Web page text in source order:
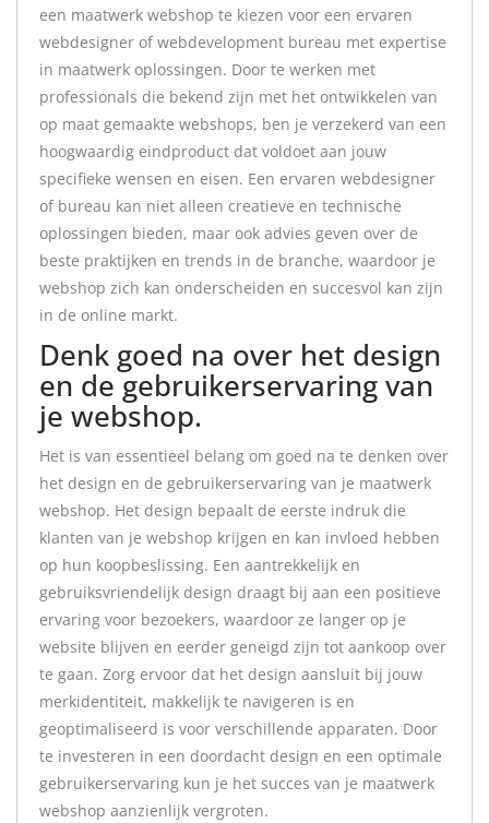
een maatwerk webshop te kiezen voor een ervaren
webdesigner of webdevelopment bureau met expertise
in maatwerk oplossingen. Door te werken met
professionals die bekend zijn met het ontwikkelen van
op maat gemaakte webshops, ben je verzekerd van een
hoogwaardig eindproduct dat voldoet aan jouw
specifieke wensen en eisen. Een ervaren webdesigner
of bureau kan niet alleen creatieve en technische
oplossingen bieden, maar ook advies geven over de
beste praktijken en trends in de branche, waardoor je
webshop zich kan onderscheiden en succesvol kan zijn
in de online markt.
Denk goed na over het design
en de gebruikerservaring van
je webshop.
Het is van essentieel belang om goed na te denken over
het design en de gebruikerservaring van je maatwerk
webshop. Het design bepaalt de eerste indruk die
klanten van je webshop krijgen en kan invloed hebben
op hun koopbeslissing. Een aantrekkelijk en
gebruiksvriendelijk design draagt bij aan een positieve
ervaring voor bezoekers, waardoor ze langer op je
website blijven en eerder geneigd zijn tot aankoop over
te gaan. Zorg ervoor dat het design aansluit bij jouw
merkidentiteit, makkelijk te navigeren is en
geoptimaliseerd is voor verschillende apparaten. Door
te investeren in een doordacht design en een optimale
gebruikerservaring kun je het succes van je maatwerk
webshop aanzienlijk vergroten.